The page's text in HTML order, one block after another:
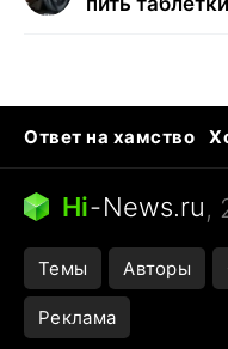
Ответ на хамство
Бензин 100 и 95
Следующая пандемия
Hi-News.ru,
Темы Авторы
Реклама